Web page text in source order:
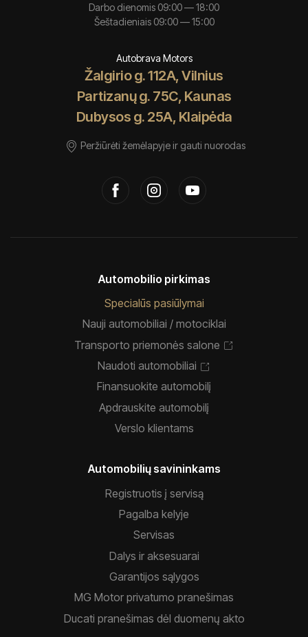
Darbo dienomis 09:00 — 18:00
Šeštadieniais 09:00 — 15:00
Autobrava Motors
Žalgirio g. 112A, Vilnius
Partizanų g. 75C, Kaunas
Dubysos g. 25A, Klaipėda
Peržiūrėti žemėlapyje ir gauti nuorodas
Automobilio pirkimas
Specialūs pasiūlymai
Nauji automobiliai / motociklai
Transporto priemonės salone
Naudoti automobiliai
Finansuokite automobilį
Apdrauskite automobilį
Verslo klientams
Automobilių savininkams
Registruotis į servisą
Pagalba kelyje
Servisas
Dalys ir aksesuarai
Garantijos sąlygos
MG Motor privatumo pranešimas
Ducati pranešimas dėl duomenų akto